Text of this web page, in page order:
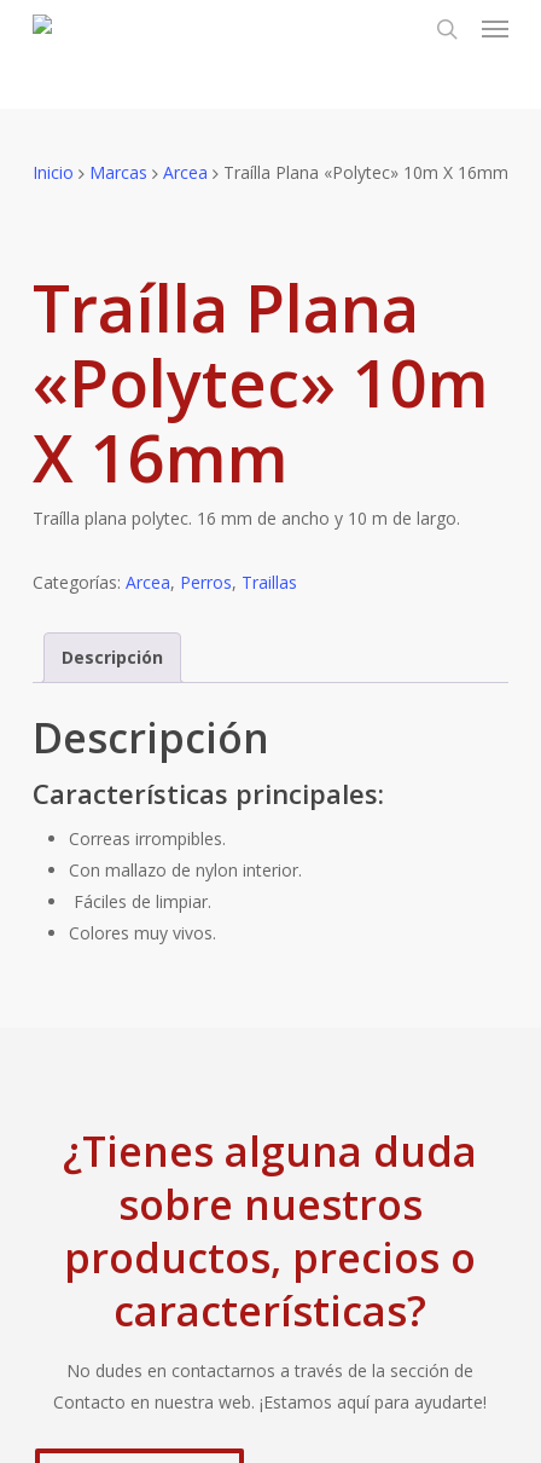
Menu
Inicio Marcas Arcea Traílla Plana «Polytec» 10m X 16mm
Traílla Plana
«Polytec» 10m
X 16mm
Traílla plana polytec. 16 mm de ancho y 10 m de largo.
Categorías: Arcea, Perros, Traillas
Descripción
Descripción
Características principales:
Correas irrompibles.
Con mallazo de nylon interior.
Fáciles de limpiar.
Colores muy vivos.
¿Tienes alguna duda
sobre nuestros
productos, precios o
características?
No dudes en contactarnos a través de la sección de
Contacto en nuestra web. ¡Estamos aquí para ayudarte!